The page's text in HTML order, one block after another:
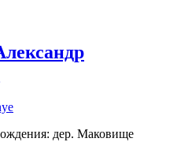
дер. Маковище